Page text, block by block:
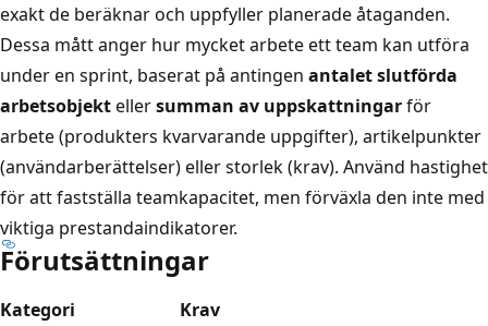
exakt de beräknar och uppfyller planerade åtaganden.
Dessa mått anger hur mycket arbete ett team kan utföra
under en sprint, baserat på antingen antalet slutförda
arbetsobjektellersumman av uppskattningarför
arbete (produkters kvarvarande uppgifter), artikelpunkter
(användarberättelser) eller storlek (krav). Använd hastighet
för att fastställa teamkapacitet, men förväxla den inte med
viktiga prestandaindikatorer.
Förutsättningar
Kategori
Krav